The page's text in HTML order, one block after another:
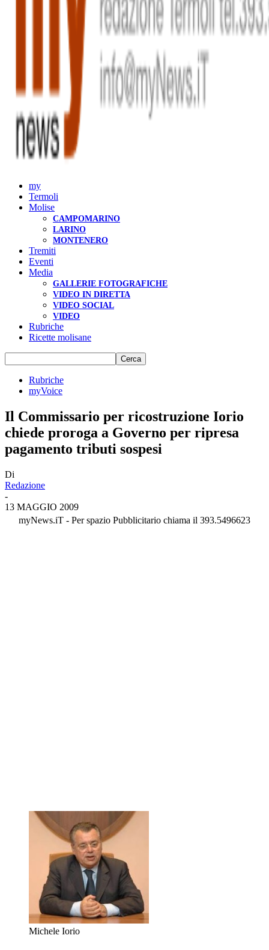
my
Termoli
Molise
CAMPOMARINO
LARINO
MONTENERO
Tremiti
Eventi
Media
GALLERIE FOTOGRAFICHE
VIDEO IN DIRETTA
VIDEO SOCIAL
VIDEO
Rubriche
Ricette molisane
Rubriche
myVoice
Il Commissario per ricostruzione Iorio
chiede proroga a Governo per ripresa
pagamento tributi sospesi
Di
Redazione
-
13 MAGGIO 2009
myNews.iT - Per spazio Pubblicitario chiama il 393.5496623
Michele Iorio